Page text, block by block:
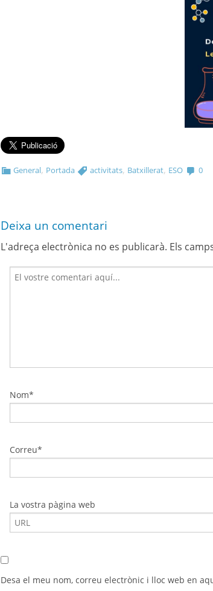
General, Portada activitats, Batxillerat, ESO 0
Deixa un comentari
L'adreça electrònica no es publicarà. Els
Nom*
Correu*
La vostra pàgina web
Desa el meu nom, correu electrònic i lloc web en